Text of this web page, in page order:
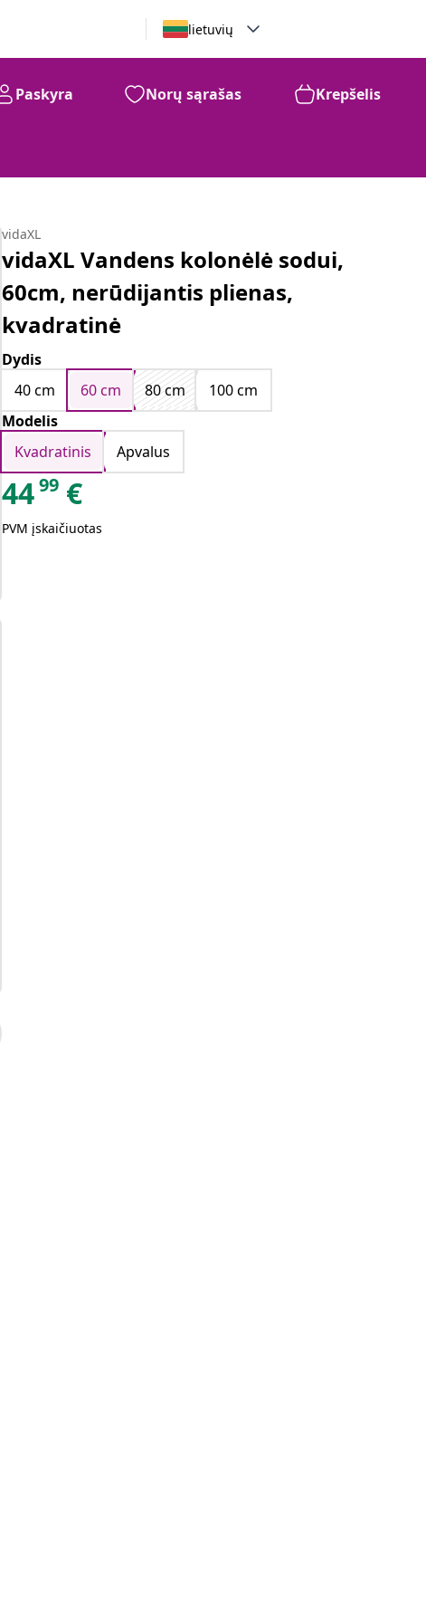
lietuvių
Paskyra Norų sąrašas Krepšelis
vidaXL
vidaXL Vandens kolonėlė sodui,
60cm, nerūdijantis plienas,
kvadratinė
Dydis
40 cm
60 cm 80 cm
100 cm
Modelis
Kvadratinis
Apvalus
4499 €
PVM įskaičiuotas